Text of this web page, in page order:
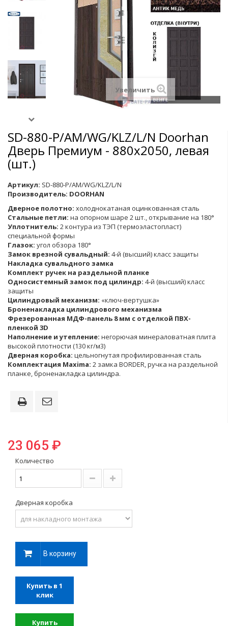
Увеличить
SD-880-P/AM/WG/KLZ/L/N Doorhan
Дверь Премиум - 880х2050, левая
(шт.)
Артикул: SD-880-P/AM/WG/KLZ/L/N
Производитель: DOORHAN
Дверное полотно: холоднокатаная оцинкованная сталь
Стальные петли: на опорном шаре 2 шт., открывание на 180°
Уплотнитель: 2 контура из ТЭП (термоэластопласт)
специальной формы
Глазок: угол обзора 180°
Замок врезной сувальдный: 4-й (высший) класс защиты
Накладка сувальдного замка
Комплект ручек на раздельной планке
Односистемный замок под цилиндр: 4-й (высший) класс
защиты
Цилиндровый механизм: «ключ-вертушка»
Броненакладка цилиндрового механизма
Фрезерованная МДФ-панель 8 мм с отделкой ПВХ-
пленкой 3D
Наполнение и утепление: негорючая минераловатная плита
высокой плотности (130 кг/м3)
Дверная коробка: цельногнутая профилированная сталь
Комплектация Maxima: 2 замка BORDER, ручка на раздельной
планке, броненакладка цилиндра.
23 065 ₽
Количество
Дверная коробка
В корзину
Купить в 1
клик
Купить